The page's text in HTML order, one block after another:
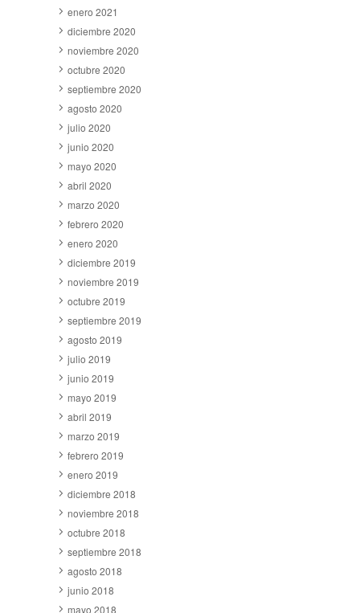
enero 2021
diciembre 2020
noviembre 2020
octubre 2020
septiembre 2020
agosto 2020
julio 2020
junio 2020
mayo 2020
abril 2020
marzo 2020
febrero 2020
enero 2020
diciembre 2019
noviembre 2019
octubre 2019
septiembre 2019
agosto 2019
julio 2019
junio 2019
mayo 2019
abril 2019
marzo 2019
febrero 2019
enero 2019
diciembre 2018
noviembre 2018
octubre 2018
septiembre 2018
agosto 2018
junio 2018
mayo 2018